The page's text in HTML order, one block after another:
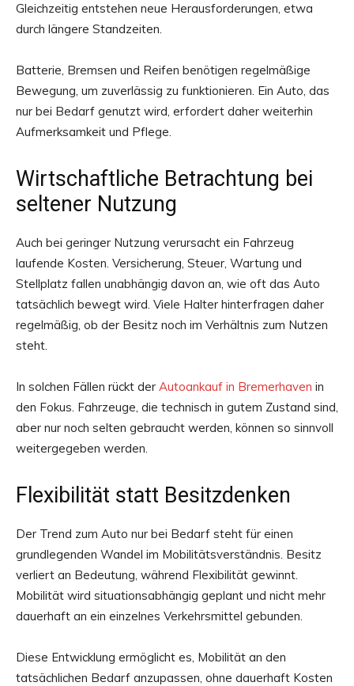
Gleichzeitig entstehen neue Herausforderungen, etwa
durch längere Standzeiten.
Batterie, Bremsen und Reifen benötigen regelmäßige
Bewegung, um zuverlässig zu funktionieren. Ein Auto, das
nur bei Bedarf genutzt wird, erfordert daher weiterhin
Aufmerksamkeit und Pflege.
Wirtschaftliche Betrachtung bei
seltener Nutzung
Auch bei geringer Nutzung verursacht ein Fahrzeug
laufende Kosten. Versicherung, Steuer, Wartung und
Stellplatz fallen unabhängig davon an, wie oft das Auto
tatsächlich bewegt wird. Viele Halter hinterfragen daher
regelmäßig, ob der Besitz noch im Verhältnis zum Nutzen
steht.
In solchen Fällen rückt der Autoankauf in Bremerhaven in
den Fokus. Fahrzeuge, die technisch in gutem Zustand sind,
aber nur noch selten gebraucht werden, können so sinnvoll
weitergegeben werden.
Flexibilität statt Besitzdenken
Der Trend zum Auto nur bei Bedarf steht für einen
grundlegenden Wandel im Mobilitätsverständnis. Besitz
verliert an Bedeutung, während Flexibilität gewinnt.
Mobilität wird situationsabhängig geplant und nicht mehr
dauerhaft an ein einzelnes Verkehrsmittel gebunden.
Diese Entwicklung ermöglicht es, Mobilität an den
tatsächlichen Bedarf anzupassen, ohne dauerhaft Kosten